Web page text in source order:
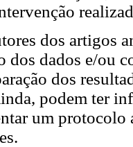
dos artigos
dos dados e/ou
dos
podem ter
um protocolo